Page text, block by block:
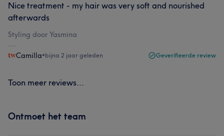
Nice treatment - my hair was very soft and nourished
afterwards
Styling door Yasmina
Camilla•bijna 2 jaar geleden Geverifieerde review
Toon meer reviews...
Ontmoet het team